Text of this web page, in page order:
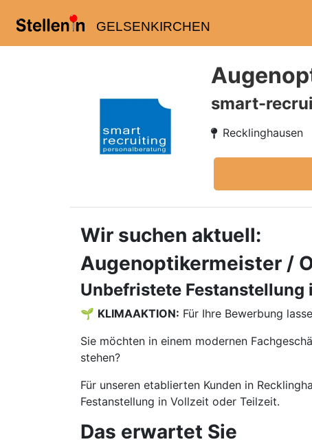
GELSENKIRCHEN
smart-
Recklinghausen
Wir suchen aktuell:
Augenoptikermeister /
Unbefristete Festanstellung
🌱 KLIMAAKTION: Für Ihre Bewerbung
Sie möchten in einem modernen
stehen?
Für unseren etablierten Kunden in
Festanstellung in Vollzeit oder Teilzeit.
Das erwartet Sie